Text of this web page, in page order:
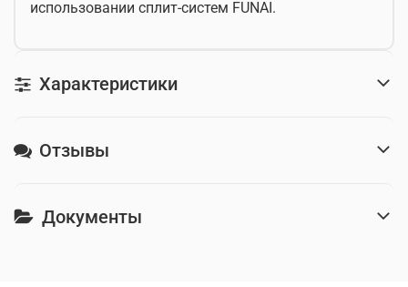
использовании сплит-систем FUNAI.
Характеристики
Отзывы
Документы